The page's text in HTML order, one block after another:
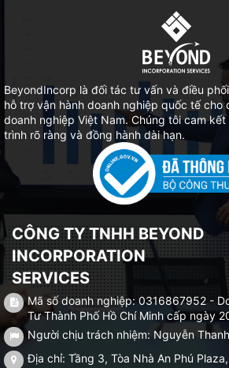
BeyondIncorp là đối tác tư vấn và điều
hỗ trợ vận hành doanh nghiệp quốc tế cho
doanh nghiệp Việt Nam. Chúng tôi cam
trình rõ ràng và đồng hành dài hạn.
CÔNG TY TNHH BEYOND
INCORPORATION
SERVICES
Mã số doanh nghiệp: 0316867952 -
Tư Thành Phố Hồ Chí Minh cấp ngày
Người chịu trách nhiệm: Nguyễn
Địa chỉ: Tầng 3, Tòa Nhà An Phú